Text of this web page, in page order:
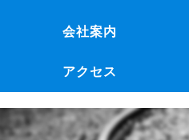
会社案内
アクセス